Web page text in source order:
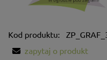
Kod produktu:
zapytaj o produkt